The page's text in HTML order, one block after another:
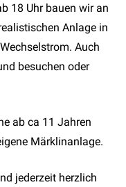
18 Uhr bauen wir an
Anlage in
Auch
besuchen oder
ab ca 11 Jahren
Märklinanlage.
jederzeit herzlich